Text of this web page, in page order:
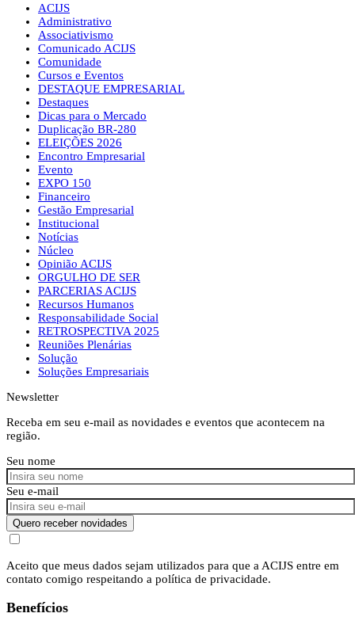
ACIJS
Administrativo
Associativismo
Comunicado ACIJS
Comunidade
Cursos e Eventos
DESTAQUE EMPRESARIAL
Destaques
Dicas para o Mercado
Duplicação BR-280
ELEIÇÕES 2026
Encontro Empresarial
Evento
EXPO 150
Financeiro
Gestão Empresarial
Institucional
Notícias
Núcleo
Opinião ACIJS
ORGULHO DE SER
PARCERIAS ACIJS
Recursos Humanos
Responsabilidade Social
RETROSPECTIVA 2025
Reuniões Plenárias
Solução
Soluções Empresariais
Newsletter
Receba em seu e-mail as novidades e eventos que acontecem na
região.
Seu nome
Seu e-mail
Quero receber novidades
Aceito que meus dados sejam utilizados para que a ACIJS entre em
contato comigo respeitando a política de privacidade.
Benefícios